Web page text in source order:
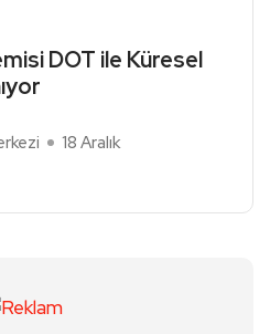
DOT ile Küresel
18 Aralık